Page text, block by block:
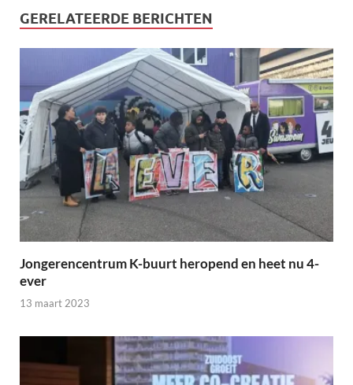
GERELATEERDE BERICHTEN
Jongerencentrum K-buurt heropend en heet nu 4-
ever
13 maart 2023